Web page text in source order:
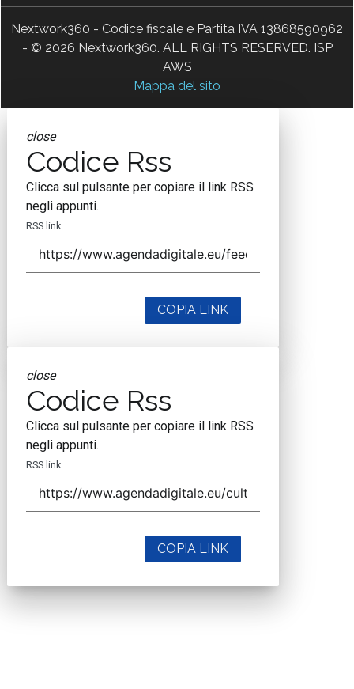
Nextwork360 - Codice fiscale e Partita IVA 13868590962
- © 2026 Nextwork360. ALL RIGHTS RESERVED. ISP
AWS
Mappa del sito
close
Codice Rss
Clicca sul pulsante per copiare il link RSS
negli appunti.
RSS link
COPIA LINK
close
Codice Rss
Clicca sul pulsante per copiare il link RSS
negli appunti.
RSS link
COPIA LINK